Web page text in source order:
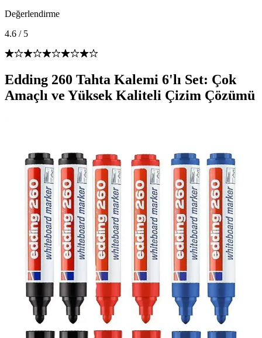
Değerlendirme
4.6 / 5
Edding 260 Tahta Kalemi 6'lı Set: Çok
Amaçlı ve Yüksek Kaliteli Çizim Çözümü